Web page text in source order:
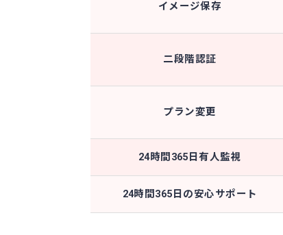
イメージ保存
二段階認証
プラン変更
24時間365日有人監視
24時間365日の安心サポート